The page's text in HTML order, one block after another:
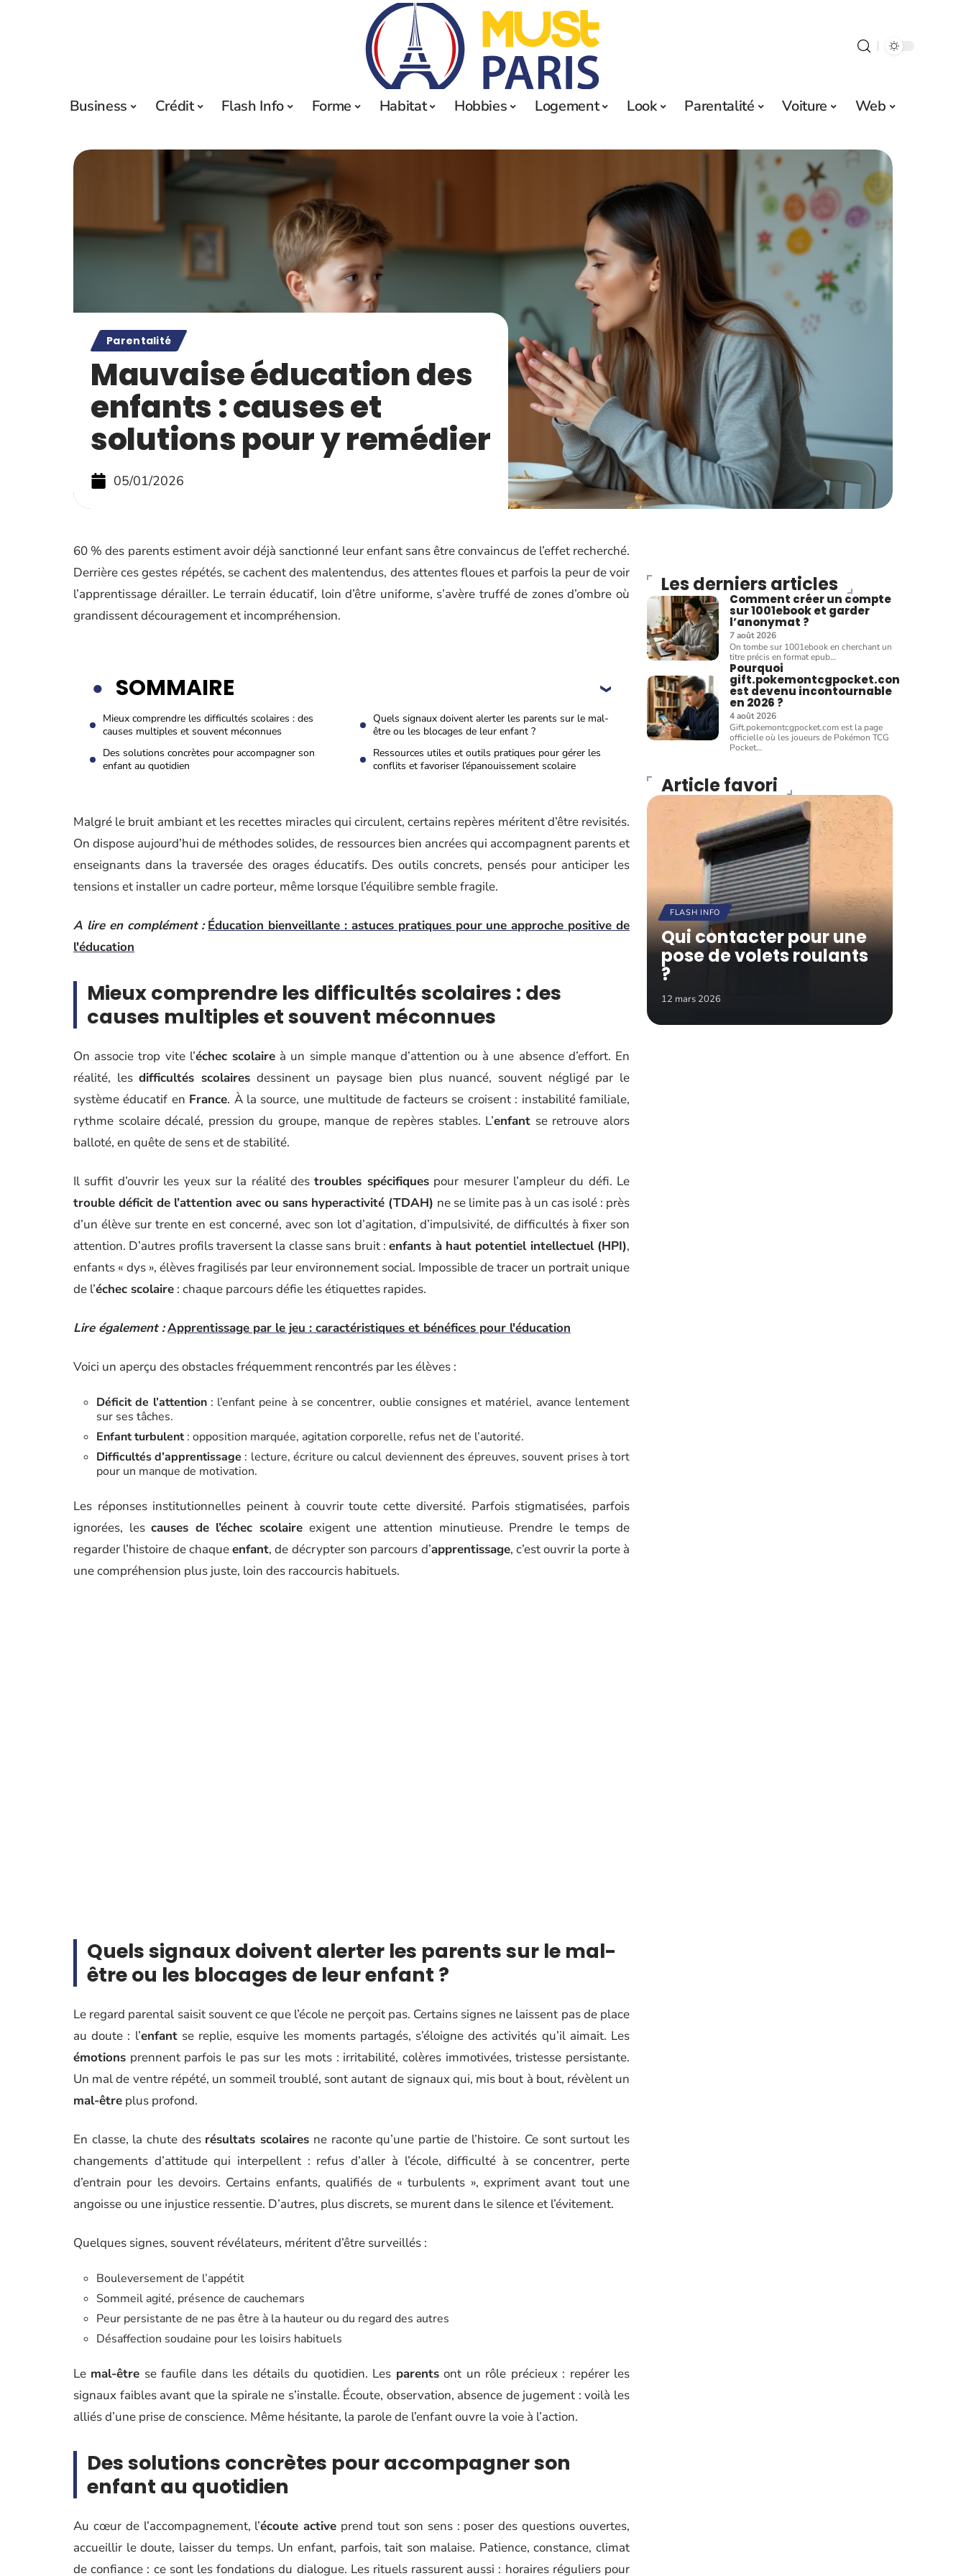
Business Crédit Flash Info Forme Habitat Hobbies Logement Look Parentalité Voiture Web
Parentalité
Mauvaise éducation des
enfants : causes et
solutions pour y remédier
05/01/2026
60 % des parents estiment avoir déjà sanctionné leur enfant sans être convaincus de l’effet recherché.
Derrière ces gestes répétés, se cachent des malentendus, des attentes floues et parfois la peur de voir
l’apprentissage dérailler. Le terrain éducatif, loin d’être uniforme, s’avère truffé de zones d’ombre où
grandissent découragement et incompréhension.
SOMMAIRE
Mieux comprendre les difficultés scolaires : des
causes multiples et souvent méconnues
Quels signaux doivent alerter les parents sur le mal-
être ou les blocages de leur enfant ?
Des solutions concrètes pour accompagner son
enfant au quotidien
Ressources utiles et outils pratiques pour gérer les
conflits et favoriser l’épanouissement scolaire
Malgré le bruit ambiant et les recettes miracles qui circulent, certains repères méritent d’être revisités.
On dispose aujourd’hui de méthodes solides, de ressources bien ancrées qui accompagnent parents et
enseignants dans la traversée des orages éducatifs. Des outils concrets, pensés pour anticiper les
tensions et installer un cadre porteur, même lorsque l’équilibre semble fragile.
A lire en complément : Éducation bienveillante : astuces pratiques pour une approche positive de
l'éducation
Mieux comprendre les difficultés scolaires : des
causes multiples et souvent méconnues
On associe trop vite l’échec scolaireà un simple manque d’attention ou à une absence d’effort. En
réalité, lesdifficultés scolaires dessinent un paysage bien plus nuancé, souvent négligé par le
système éducatif en France. À la source, une multitude de facteurs se croisent : instabilité familiale,
rythme scolaire décalé, pression du groupe, manque de repères stables. L’enfant se retrouve alors
balloté, en quête de sens et de stabilité.
Il suffit d’ouvrir les yeux sur la réalité destroubles spécifiquespour mesurer l’ampleur du défi. Le
trouble déficit de l’attention avec ou sans hyperactivité (TDAH) ne se limite pas à un cas isolé : près
d’un élève sur trente en est concerné, avec son lot d’agitation, d’impulsivité, de difficultés à fixer son
attention. D’autres profils traversent la classe sans bruit :enfants à haut potentiel intellectuel (HPI),
enfants « dys », élèves fragilisés par leur environnement social. Impossible de tracer un portrait unique
de l’échec scolaire : chaque parcours défie les étiquettes rapides.
Lire également :Apprentissage par le jeu : caractéristiques et bénéfices pour l'éducation
Voici un aperçu des obstacles fréquemment rencontrés par les élèves :
Déficit de l’attention: l’enfant peine à se concentrer, oublie consignes et matériel, avance lentement
sur ses tâches.
Enfant turbulent : opposition marquée, agitation corporelle, refus net de l’autorité.
Difficultés d’apprentissage : lecture, écriture ou calcul deviennent des épreuves, souvent prises à tort
pour un manque de motivation.
Les réponses institutionnelles peinent à couvrir toute cette diversité. Parfois stigmatisées, parfois
ignorées, lescauses de l’échec scolaire exigent une attention minutieuse. Prendre le temps de
regarder l’histoire de chaqueenfant, de décrypter son parcours d’apprentissage, c’est ouvrir la porte à
une compréhension plus juste, loin des raccourcis habituels.
Quels signaux doivent alerter les parents sur le mal-
être ou les blocages de leur enfant ?
Le regard parental saisit souvent ce que l’école ne perçoit pas. Certains signes ne laissent pas de place
au doute : l’enfantse replie, esquive les moments partagés, s’éloigne des activités qu’il aimait. Les
émotions prennent parfois le pas sur les mots : irritabilité, colères immotivées, tristesse persistante.
Un mal de ventre répété, un sommeil troublé, sont autant de signaux qui, mis bout à bout, révèlent un
mal-être plus profond.
En classe, la chute des résultats scolaires ne raconte qu’une partie de l’histoire. Ce sont surtout les
changements d’attitude qui interpellent : refus d’aller à l’école, difficulté à se concentrer, perte
d’entrain pour les devoirs. Certains enfants, qualifiés de « turbulents », expriment avant tout une
angoisse ou une injustice ressentie. D’autres, plus discrets, se murent dans le silence et l’évitement.
Quelques signes, souvent révélateurs, méritent d’être surveillés :
Bouleversement de l’appétit
Sommeil agité, présence de cauchemars
Peur persistante de ne pas être à la hauteur ou du regard des autres
Désaffection soudaine pour les loisirs habituels
Le mal-être se faufile dans les détails du quotidien. Les parentsont un rôle précieux : repérer les
signaux faibles avant que la spirale ne s’installe. Écoute, observation, absence de jugement : voilà les
alliés d’une prise de conscience. Même hésitante, la parole de l’enfant ouvre la voie à l’action.
Des solutions concrètes pour accompagner son
enfant au quotidien
Au cœur de l’accompagnement, l’écoute active prend tout son sens : poser des questions ouvertes,
accueillir le doute, laisser du temps. Un enfant, parfois, tait son malaise. Patience, constance, climat
de confiance : ce sont les fondations du dialogue. Les rituels rassurent aussi : horaires réguliers pour
Les derniers articles
Comment créer un compte
sur 1001ebook et garder
l’anonymat ?
7 août 2026
On tombe sur 1001ebook en cherchant un
titre précis en format epub…
Pourquoi
gift.pokemontcgpocket.con
est devenu incontournable
en 2026 ?
4 août 2026
Gift.pokemontcgpocket.com est la page
officielle où les joueurs de Pokémon TCG
Pocket…
Article favori
FLASH INFO
Qui contacter pour une
pose de volets roulants
?
12 mars 2026